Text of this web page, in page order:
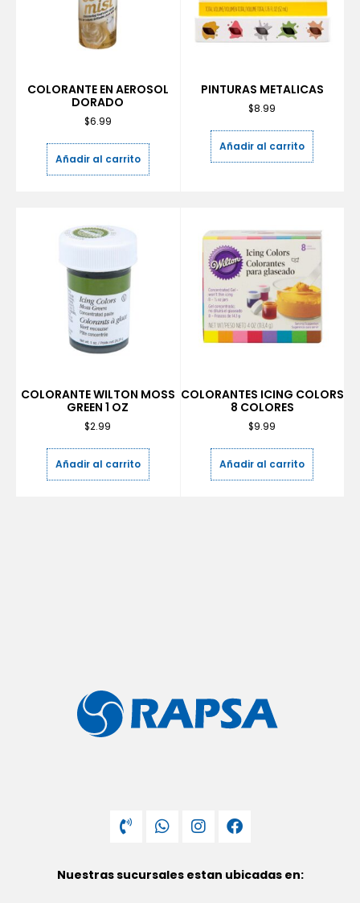
COLORANTE EN AEROSOL
DORADO
$6.99
Añadir al carrito
PINTURAS METALICAS
$8.99
Añadir al carrito
COLORANTE WILTON MOSS
GREEN 1 OZ
$2.99
Añadir al carrito
COLORANTES ICING COLORS
8 COLORES
$9.99
Añadir al carrito
Nuestras sucursales estan ubicadas en: